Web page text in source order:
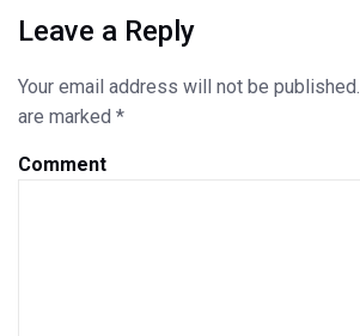
Leave a Reply
Your email address will not be published.
are marked *
Comment